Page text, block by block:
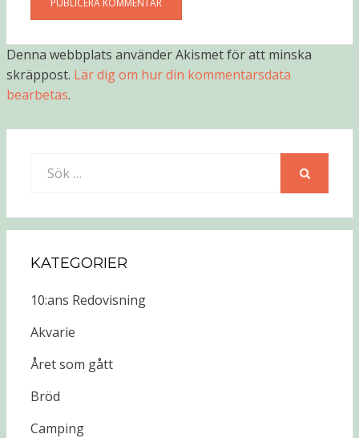
Denna webbplats använder Akismet för att minska
skräppost. Lär dig om hur din kommentarsdata
bearbetas.
efter:
KATEGORIER
10:ans Redovisning
Akvarie
Året som gått
Bröd
Camping